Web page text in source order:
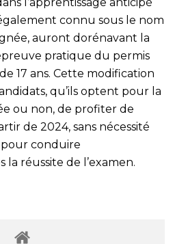
connu sous le nom
auront dorénavant la
pratique du permis
17 ans. Cette modification
qu’ils optent pour la
ou non, de profiter de
de 2024, sans nécessité
conduire
réussite de l’examen.